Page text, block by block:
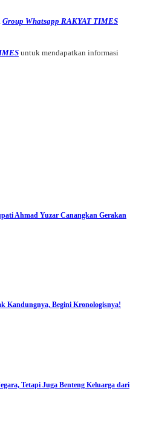
Group Whatsapp RAKYAT TIMES
untuk mendapatkan informasi
Ahmad Yuzar Canangkan Gerakan
Kandungnya, Begini Kronologisnya!
Tetapi Juga Benteng Keluarga dari